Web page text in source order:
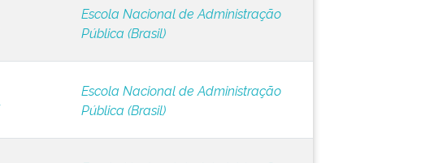
Escola Nacional de Administração
Pública (Brasil)
Escola Nacional de Administração
Pública (Brasil)